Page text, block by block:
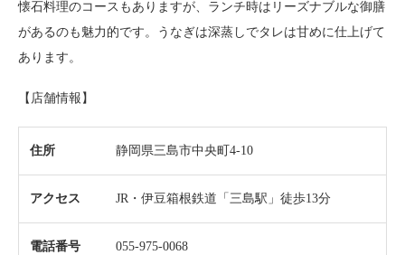
懐石料理のコースもありますが、ランチ時はリーズナブルな御膳
があるのも魅力的です。うなぎは深蒸しでタレは甘めに仕上げて
あります。
【店舗情報】
住所 静岡県三島市中央町4-10
アクセス JR・伊豆箱根鉄道「三島駅」徒歩13分
電話番号 055-975-0068